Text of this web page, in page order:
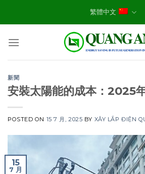
繁體中文
新聞
安裝太陽能的成本：2025
POSTED ON 15 7 月, 2025 BY XÂY LẮP ĐIỆN
15
7 月